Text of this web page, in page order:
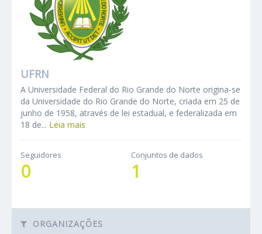
UFRN
A Universidade Federal do Rio Grande do Norte origina-se
da Universidade do Rio Grande do Norte, criada em 25 de
junho de 1958, através de lei estadual, e federalizada em
18 de... Leia mais
Seguidores
0
Conjuntos de dados
1
ORGANIZAÇÕES